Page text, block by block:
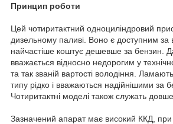
Принцип роботи
Цей чотиритактний одноциліндровий
дизельному паливі. Воно є доступним за
найчастіше коштує дешевше за бензин.
вважається відносно недорогим у
та так званій вартості володіння.
типу рідко і вважаються надійнішими за
Чотиритактні моделі також служать довше
Зазначений апарат має високий ККД,